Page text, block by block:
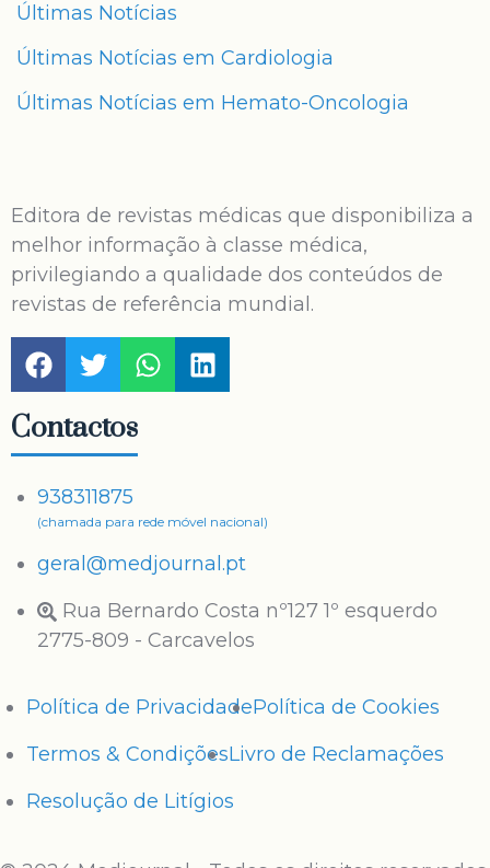
Últimas Notícias
Últimas Notícias em Cardiologia
Últimas Notícias em Hemato-Oncologia
Editora de revistas médicas que disponibiliza a
melhor informação à classe médica,
privilegiando a qualidade dos conteúdos de
revistas de referência mundial.
Contactos
938311875
(chamada para rede móvel nacional)
geral@medjournal.pt
Rua Bernardo Costa nº127 1º esquerdo
2775-809 - Carcavelos
Política de PrivacidadePolítica de Cookies
Termos & CondiçõesLivro de Reclamações
Resolução de Litígios